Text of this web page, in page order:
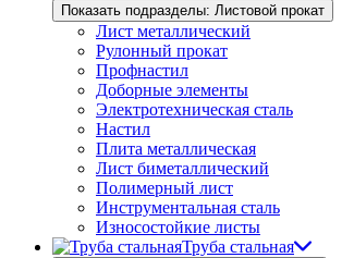
Показать подразделы: Листовой прокат
Лист металлический
Рулонный прокат
Профнастил
Доборные элементы
Электротехническая сталь
Настил
Плита металлическая
Лист биметаллический
Полимерный лист
Инструментальная сталь
Износостойкие листы
Труба стальная